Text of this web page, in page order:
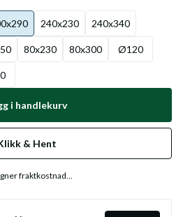
240x230 240x340
80x230 80x300 Ø120
i handlekurv
& Hent
fraktkostnad...